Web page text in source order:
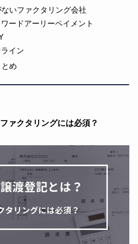
いファクタリング会社
ードアーリーペイメント
イン
め
ァクタリングには必須？